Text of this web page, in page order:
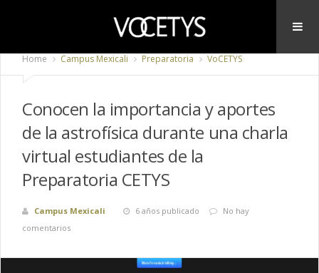
Home Campus Mexicali Preparatoria VoCETYS
Conocen la importancia y aportes
de la astrofísica durante una charla
virtual estudiantes de la
Preparatoria CETYS
Campus Mexicali 6 años publicado
No hay
comentarios